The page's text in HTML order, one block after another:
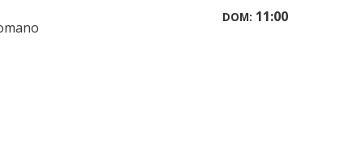
DOM: 11:00